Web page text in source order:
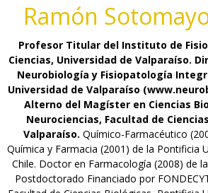
Ramón
Profesor Titular del Instituto de
Ciencias, Universidad de Valparaíso.
Neurobiología y Fisiopatología
Universidad de Valparaíso
Alterno del Magíster en Ciencias
Neurociencias, Facultad de
Valparaíso. Químico-Farmacéutico
Química y Farmacia (2001) de la Pontificia
Chile. Doctor en Farmacología (2008) de
Postdoctorado Financiado por